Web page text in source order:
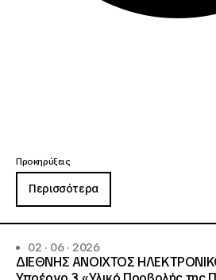
Προκηρύξεις
Περισσότερα
02 · 06 · 2026
ΔΙΕΘΝΗΣ ΑΝΟΙΧΤΟΣ